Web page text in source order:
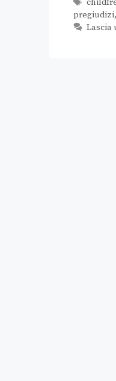
pregiudizi,
Lascia